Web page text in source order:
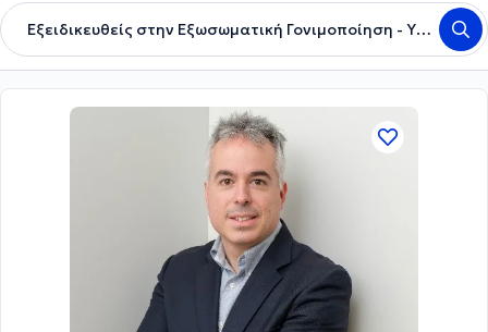
Εξειδικευθείς στην Εξωσωματική Γονιμοποίηση - Υποβοηθούμενη Αναπαραγωγή Εξειδικευθείς στην Ενδομητρίωση και Advanced Λαπαροσκοπική Χειρουργική Consultant Gynaecologist - Endometriosis Surgeon - IVF Specialist Oxford, UK